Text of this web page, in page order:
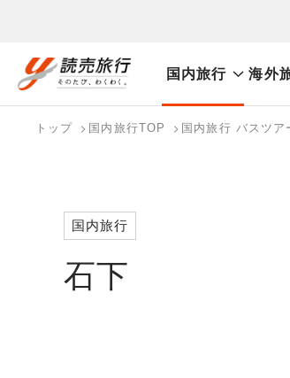
国内旅行 海外
国内旅
海外旅
トップ 国内旅行TOP 国内旅行 バスツア
石下
国内旅行